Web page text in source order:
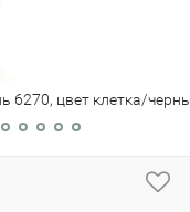
6270, цвет клетка/